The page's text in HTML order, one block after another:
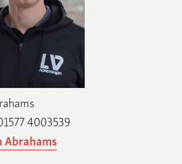
4003539
Abrahams